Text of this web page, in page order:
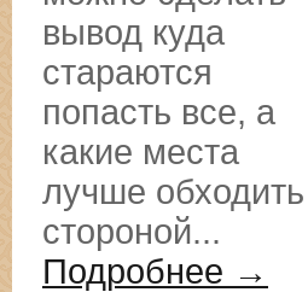
вывод куда
стараются
попасть все, а
какие места
лучше обходить
стороной...
Подробнее →